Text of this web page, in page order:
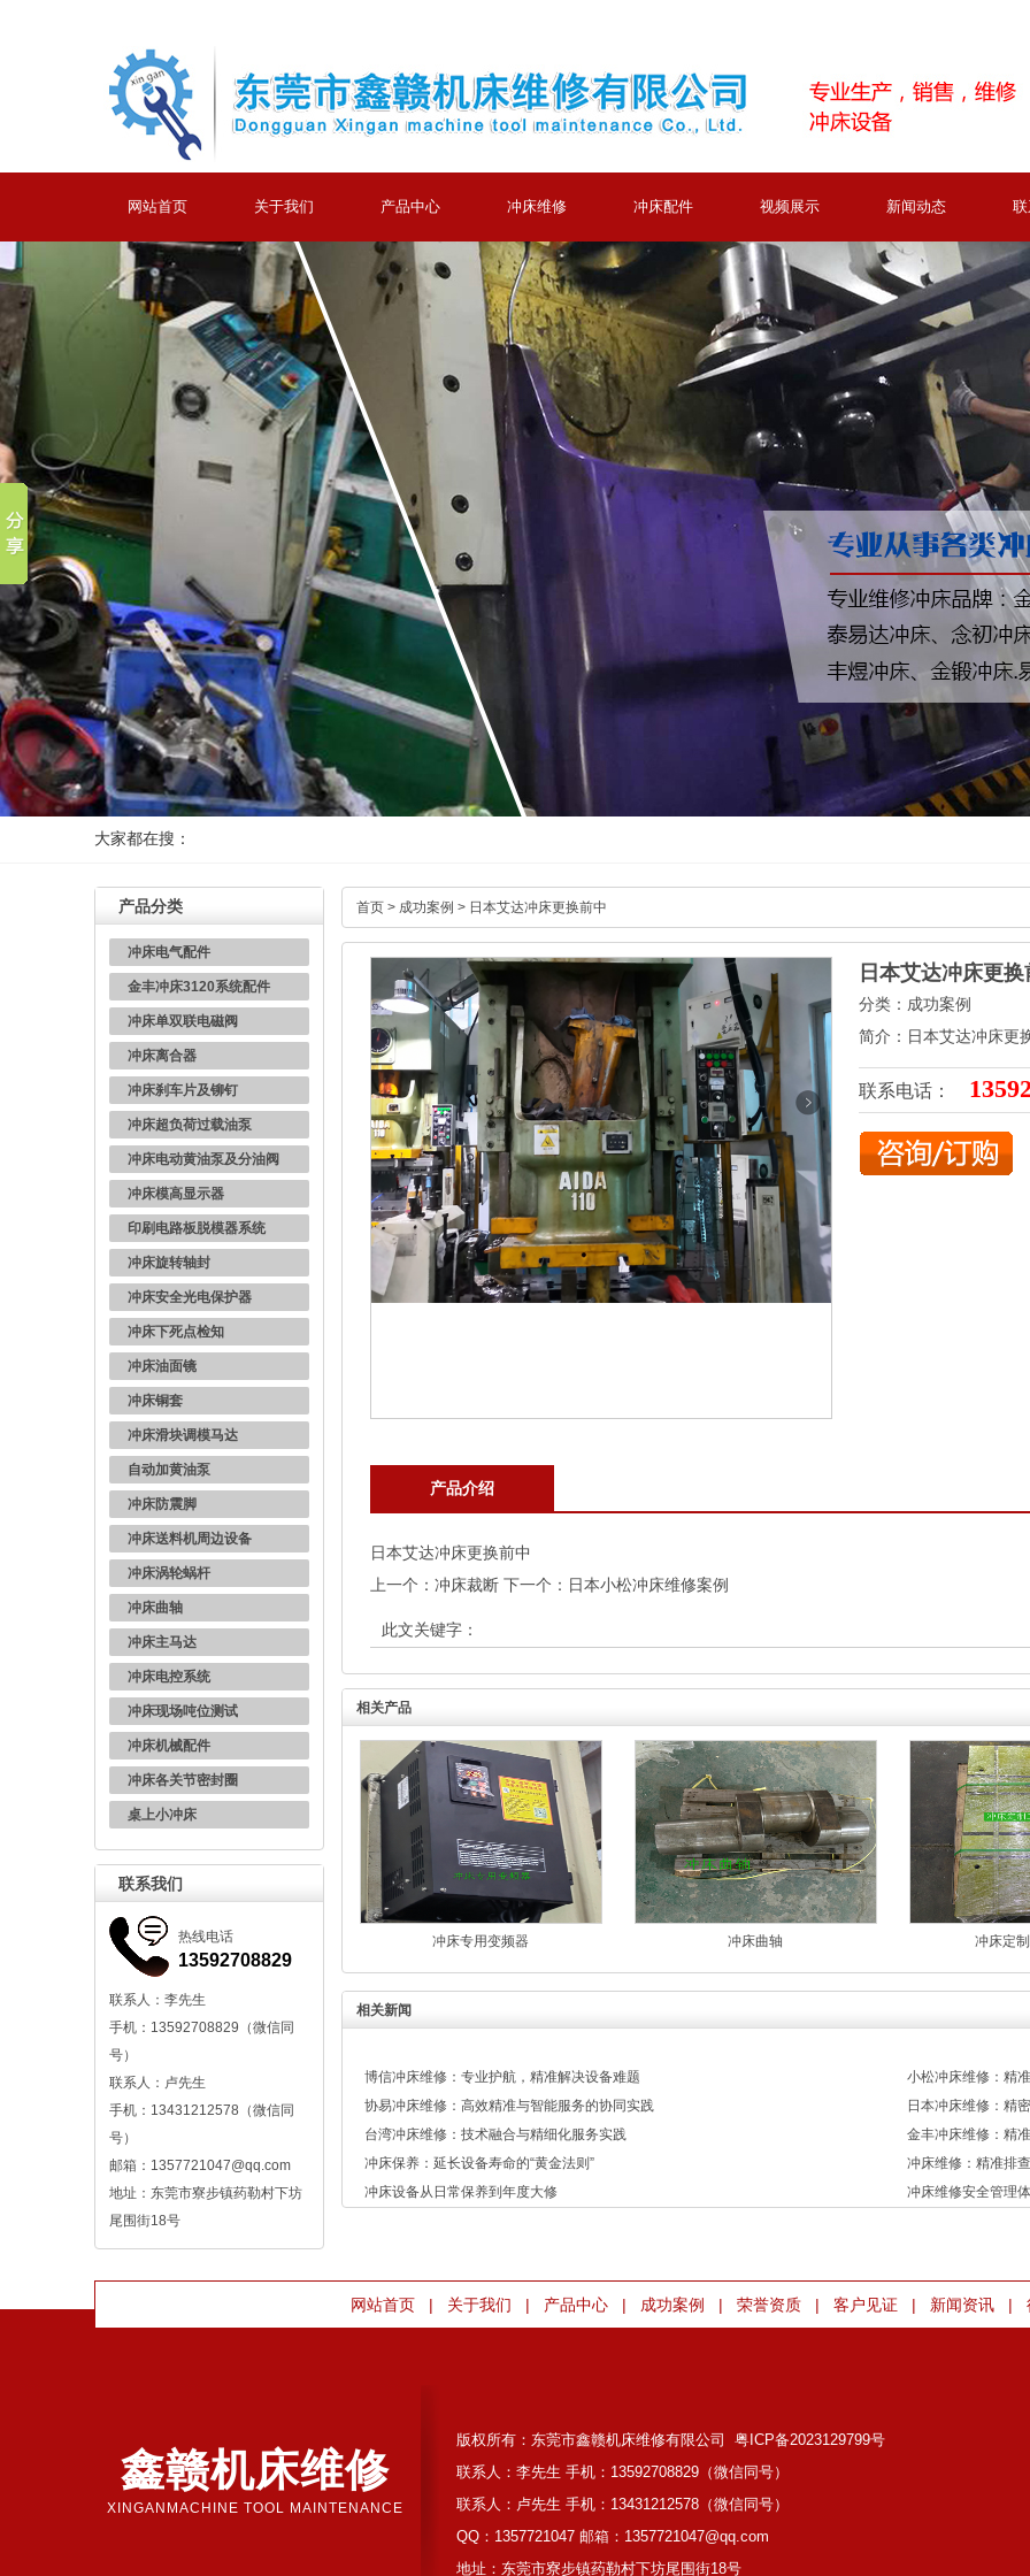
网站首页 关于我们 产品中心 冲床维修 冲床配件 视频展示 新闻动态
大家都在搜：
产品分类
冲床电气配件
金丰冲床3120系统配件
冲床单双联电磁阀
冲床离合器
冲床刹车片及铆钉
冲床超负荷过载油泵
冲床电动黄油泵及分油阀
冲床模高显示器
印刷电路板脱模器系统
冲床旋转轴封
冲床安全光电保护器
冲床下死点检知
冲床油面镜
冲床铜套
冲床滑块调模马达
自动加黄油泵
冲床防震脚
冲床送料机周边设备
冲床涡轮蜗杆
冲床曲轴
冲床主马达
冲床电控系统
冲床现场吨位测试
冲床机械配件
冲床各关节密封圈
桌上小冲床
联系我们
热线电话
13592708829
联系人：李先生
手机：13592708829（微信同
号）
联系人：卢先生
手机：13431212578（微信同
号）
邮箱：1357721047@qq.com
地址：东莞市寮步镇药勒村下坊
尾围街18号
首页 > 成功案例 > 日本艾达冲床更换前中
日本艾达冲床更换
分类：成功案例
简介：日本艾达冲床更
联系电话：
产品介绍
日本艾达冲床更换前中
上一个： 冲床裁断 下一个： 日本小松冲床维修案例
此文关键字：
相关产品
冲床专用变频器 冲床曲轴 冲床定
相关新闻
博信冲床维修：专业护航，精准解决设备难题
小松冲床维修：精
协易冲床维修：高效精准与智能服务的协同实践
日本冲床维修：精
台湾冲床维修：技术融合与精细化服务实践
金丰冲床维修：精
冲床保养：延长设备寿命的“黄金法则”
冲床维修：精准排
冲床设备从日常保养到年度大修
冲床维修安全管理
网站首页 | 关于我们 | 产品中心 | 成功案例 | 荣誉资质 | 客户见证 | 新闻资讯 |
鑫赣机床维修
XINGANMACHINE TOOL MAINTENANCE
版权所有：东莞市鑫赣机床维修有限公司 粤ICP备2023129799号
联系人：李先生 手机：13592708829（微信同号）
联系人：卢先生 手机：13431212578（微信同号）
QQ：1357721047 邮箱：1357721047@qq.com
地址：东莞市寮步镇药勒村下坊尾围街18号